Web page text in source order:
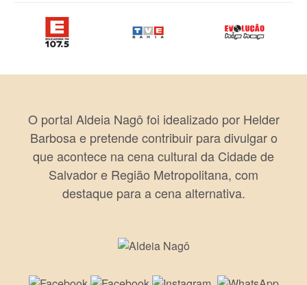
O portal Aldeia Nagô foi idealizado por Helder
Barbosa e pretende contribuir para divulgar o
que acontece na cena cultural da Cidade de
Salvador e Região Metropolitana, com
destaque para a cena alternativa.